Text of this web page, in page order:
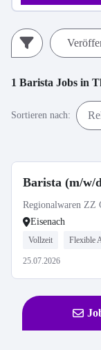
1 Barista Jobs in
Sortieren nach:
Barista (m/w/
Regionalwaren
Eisenach
Vollzeit Flexible
25.07.2026